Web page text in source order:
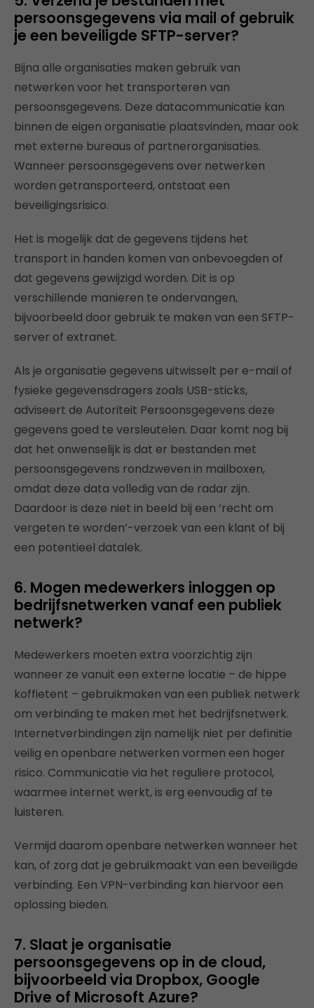
persoonsgegevens via mail of gebruik
je een beveiligde SFTP-server?
Bijna alle organisaties maken gebruik van
netwerken voor het transporteren van
persoonsgegevens. Deze datacommunicatie kan
binnen de eigen organisatie plaatsvinden, maar ook
met externe bureaus of partnerorganisaties.
Wanneer persoonsgegevens over netwerken
worden getransporteerd, ontstaat een
beveiligingsrisico.
Het is mogelijk dat de gegevens tijdens het
transport in handen komen van onbevoegden of
dat gegevens gewijzigd worden. Dit is op
verschillende manieren te ondervangen,
bijvoorbeeld door gebruik te maken van een SFTP-
server of extranet.
Als je organisatie gegevens uitwisselt per e-mail of
fysieke gegevensdragers zoals USB-sticks,
adviseert de Autoriteit Persoonsgegevens deze
gegevens goed te versleutelen. Daar komt nog bij
dat het onwenselijk is dat er bestanden met
persoonsgegevens rondzweven in mailboxen,
omdat deze data volledig van de radar zijn.
Daardoor is deze niet in beeld bij een ‘recht om
vergeten te worden’-verzoek van een klant of bij
een potentieel datalek.
6. Mogen medewerkers inloggen op
bedrijfsnetwerken vanaf een publiek
netwerk?
Medewerkers moeten extra voorzichtig zijn
wanneer ze vanuit een externe locatie – de hippe
koffietent – gebruikmaken van een publiek netwerk
om verbinding te maken met het bedrijfsnetwerk.
Internetverbindingen zijn namelijk niet per definitie
veilig en openbare netwerken vormen een hoger
risico. Communicatie via het reguliere protocol,
waarmee internet werkt, is erg eenvoudig af te
luisteren.
Vermijd daarom openbare netwerken wanneer het
kan, of zorg dat je gebruikmaakt van een beveiligde
verbinding. Een VPN-verbinding kan hiervoor een
oplossing bieden.
7. Slaat je organisatie
persoonsgegevens op in de cloud,
bijvoorbeeld via Dropbox, Google
Drive of Microsoft Azure?